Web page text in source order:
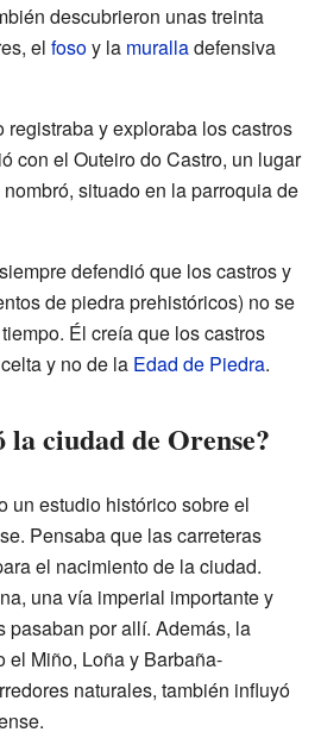
descubrieron unas treinta
el fosoy la muralladefensiva
y exploraba los castros
con el Outeiro do Castro, un lugar
situado en la parroquia de
defendió que los castros y
de piedra prehistóricos) no se
Él creía que los castros
y no de la Edad de Piedra.
la ciudad de Orense?
un estudio histórico sobre el
Pensaba que las carreteras
el nacimiento de la ciudad.
una vía imperial importante y
pasaban por allí. Además, la
el Miño, Loña y Barbaña-
naturales, también influyó